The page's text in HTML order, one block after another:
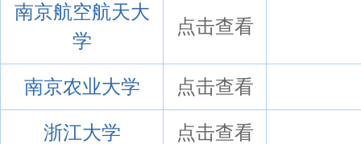
南京航空航天大
学
点击查看
南京农业大学 点击查看
浙江大学 点击查看